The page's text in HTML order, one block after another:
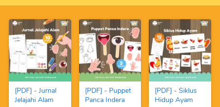
dan Angka
(FREE Spidol
[PDF] - Jurnal
Jelajahi Alam
[PDF] - Puppet
Panca Indera
[PDF] - Siklus
Hidup Ayam